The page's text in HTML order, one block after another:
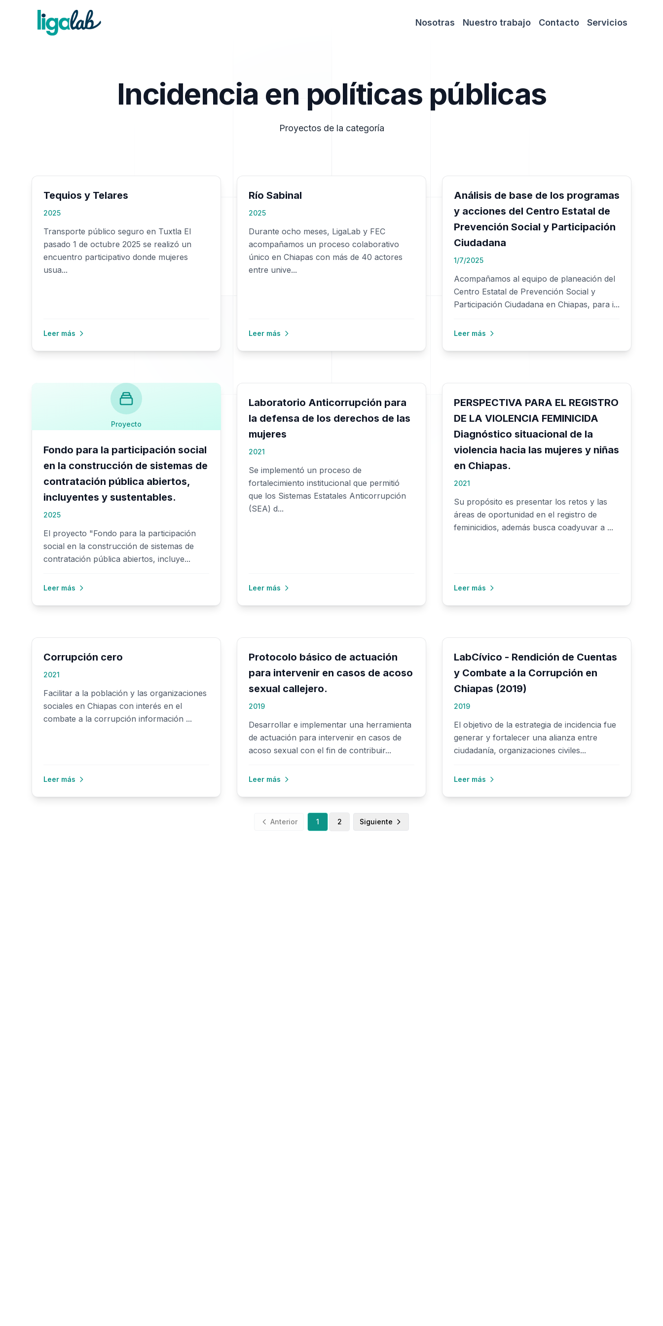
Nosotras Nuestro trabajo Contacto Servicios
Incidencia en políticas públicas
Proyectos de la categoría
Tequios y Telares
2025
Transporte público seguro en Tuxtla El
pasado 1 de octubre 2025 se realizó un
encuentro participativo donde mujeres
usua...
Leer más
Río Sabinal
2025
Durante ocho meses, LigaLab y FEC
acompañamos un proceso colaborativo
único en Chiapas con más de 40 actores
entre unive...
Leer más
Análisis de base de los programas
y acciones del Centro Estatal de
Prevención Social y Participación
Ciudadana
1/7/2025
Acompañamos al equipo de planeación del
Centro Estatal de Prevención Social y
Participación Ciudadana en Chiapas, para i...
Leer más
Proyecto
Fondo para la participación social
en la construcción de sistemas de
contratación pública abiertos,
incluyentes y sustentables.
2025
El proyecto "Fondo para la participación
social en la construcción de sistemas de
contratación pública abiertos, incluye...
Leer más
Laboratorio Anticorrupción para
la defensa de los derechos de las
mujeres
2021
Se implementó un proceso de
fortalecimiento institucional que permitió
que los Sistemas Estatales Anticorrupción
(SEA) d...
Leer más
PERSPECTIVA PARA EL REGISTRO
DE LA VIOLENCIA FEMINICIDA
Diagnóstico situacional de la
violencia hacia las mujeres y niñas
en Chiapas.
2021
Su propósito es presentar los retos y las
áreas de oportunidad en el registro de
feminicidios, además busca coadyuvar a ...
Leer más
Corrupción cero
2021
Facilitar a la población y las organizaciones
sociales en Chiapas con interés en el
combate a la corrupción información ...
Leer más
Protocolo básico de actuación
para intervenir en casos de acoso
sexual callejero.
2019
Desarrollar e implementar una herramienta
de actuación para intervenir en casos de
acoso sexual con el fin de contribuir...
Leer más
LabCívico - Rendición de Cuentas
y Combate a la Corrupción en
Chiapas (2019)
2019
El objetivo de la estrategia de incidencia fue
generar y fortalecer una alianza entre
ciudadanía, organizaciones civiles...
Leer más
Anterior 1 2 Siguiente